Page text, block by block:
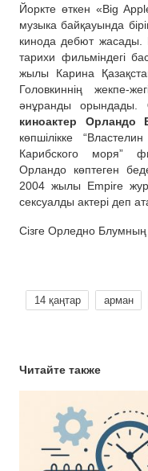
Йоркте өткен «Big
музыка байқауында
кинода дебют жасады.
тарихи фильміндегі
жылы Карина
Головкиннің жекпе-
әнұранды орындады.
киноактер
көпшілікке
Карибского моря”
Орландо көптеген
2004 жылы Empire
сексуалды актері деп
Сізге Орледно
14 қаңтар арман
Читайте также